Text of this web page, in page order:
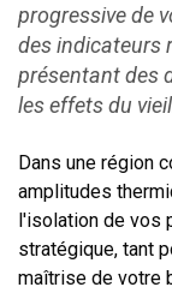
progressive de
des indicateurs
présentant des
les effets du
Dans une région
amplitudes
l'isolation de vos
stratégique, tant
maîtrise de votre